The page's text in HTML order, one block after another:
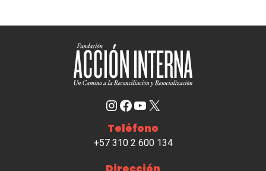
Instagram Facebook YouTube X
Teléfono
+57 310 2 600 134